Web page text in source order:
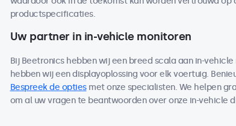
productspecificaties.
Uw partner in in-vehicle monitoren
Bij Beetronics hebben wij een breed scala aan in-
hebben wij een displayoplossing voor elk voertuig.
Bespreek de optiesmet onze specialisten. We helpen
om al uw vragen te beantwoorden over onze in-vehicle